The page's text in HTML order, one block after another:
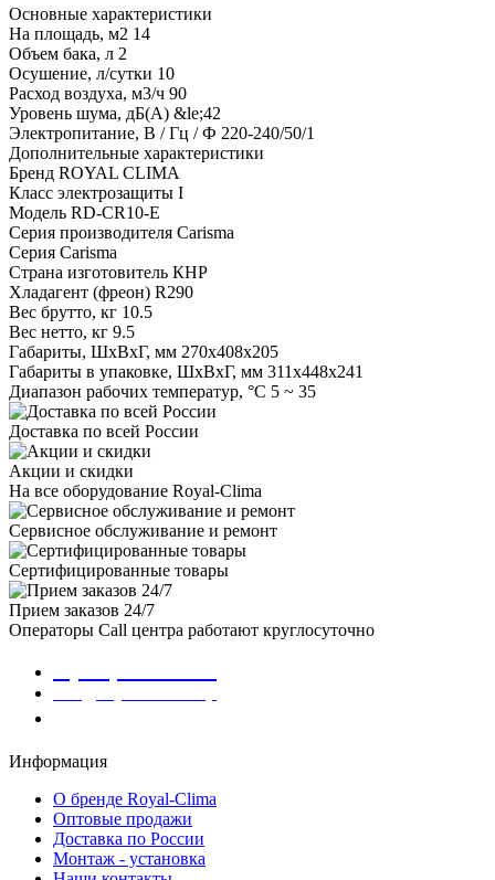
Основные характеристики
На площадь, м2 14
Объем бака, л 2
Осушение, л/сутки 10
Расход воздуха, м3/ч 90
Уровень шума, дБ(А) &le;42
Электропитание, В / Гц / Ф 220-240/50/1
Дополнительные характеристики
Бренд ROYAL CLIMA
Класс электрозащиты I
Модель RD-CR10-E
Серия производителя Carisma
Серия Carisma
Страна изготовитель КНР
Хладагент (фреон) R290
Вес брутто, кг 10.5
Вес нетто, кг 9.5
Габариты, ШxВxГ, мм 270x408x205
Габариты в упаковке, ШxВxГ, мм 311x448x241
Диапазон рабочих температур, °C 5 ~ 35
Доставка по всей России
Акции и скидки
На все оборудование Royal-Clima
Сервисное обслуживание и ремонт
Сертифицированные товары
Прием заказов 24/7
Операторы Call центра работают круглосуточно
Информация
О бренде Royal-Clima
Оптовые продажи
Доставка по России
Монтаж - установка